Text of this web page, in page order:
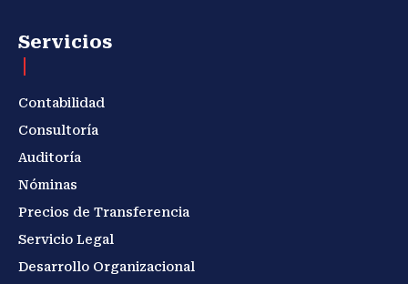
Servicios
Contabilidad
Consultoría
Auditoría
Nóminas
Precios de Transferencia
Servicio Legal
Desarrollo Organizacional